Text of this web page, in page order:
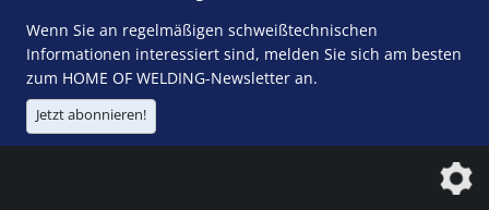
Wenn Sie an regelmäßigen schweißtechnischen
Informationen interessiert sind, melden Sie sich am besten
zum HOME OF WELDING-Newsletter an.
Jetzt abonnieren!
Die DVS Media GmbH ist ein Unternehmen der